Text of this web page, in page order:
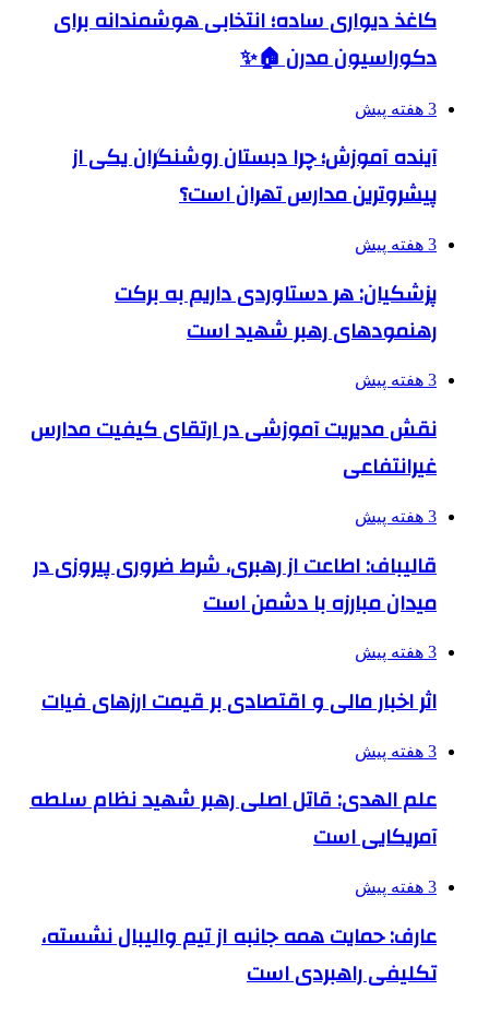
کاغذ دیواری ساده؛ انتخابی هوشمندانه برای
دکوراسیون مدرن 🏠✨
3 هفته پیش
آینده آموزش؛ چرا دبستان روشنگران یکی از
پیشروترین مدارس تهران است؟
3 هفته پیش
پزشکیان: هر دستاوردی داریم به برکت
رهنمودهای رهبر شهید است
3 هفته پیش
نقش مدیریت آموزشی در ارتقای کیفیت مدارس
غیرانتفاعی
3 هفته پیش
قالیباف: اطاعت از رهبری، شرط ضروری پیروزی در
میدان مبارزه با دشمن است
3 هفته پیش
اثر اخبار مالی و اقتصادی بر قیمت ارزهای فیات
3 هفته پیش
علم الهدی: قاتل اصلی رهبر شهید نظام سلطه
آمریکایی است
3 هفته پیش
عارف: حمایت همه جانبه از تیم والیبال نشسته،
تکلیفی راهبردی است